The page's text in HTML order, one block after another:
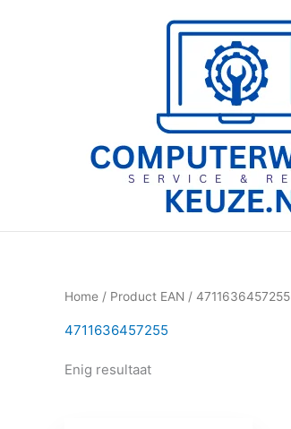
Home / Product EAN / 4711636457255
4711636457255
Enig resultaat